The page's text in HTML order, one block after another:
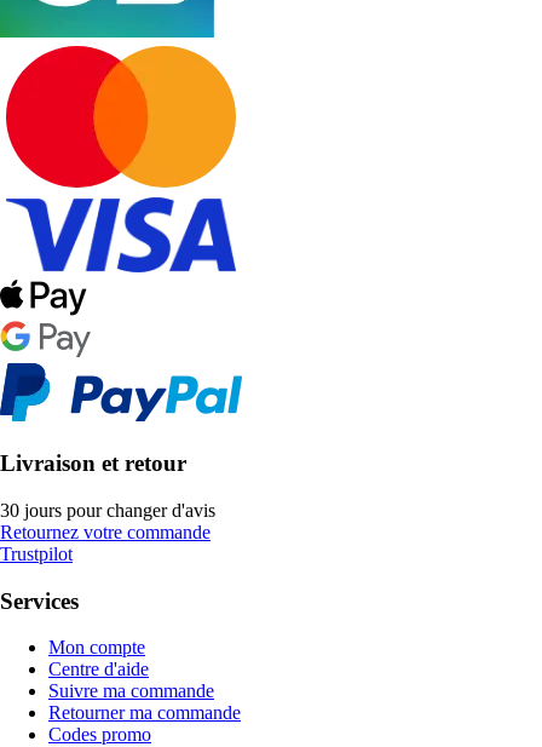
Livraison et retour
30 jours pour changer d'avis
Retournez votre commande
Trustpilot
Services
Mon compte
Centre d'aide
Suivre ma commande
Retourner ma commande
Codes promo